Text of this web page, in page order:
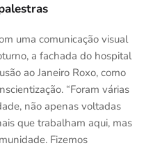
uma comunicação visual
a fachada do hospital
ao Janeiro Roxo, como
“Foram várias
não apenas voltadas
que trabalham aqui, mas
Fizemos